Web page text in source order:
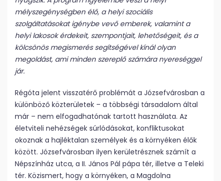
mélyszegénységben élő, a helyi szociális
szolgáltatásokat igénybe vevő emberek, valamint a
helyi lakosok érdekeit, szempontjait, lehetőségeit, és a
kölcsönös megismerés segítségével kínál olyan
megoldást, ami minden szereplő számára nyereséggel
jár.
Régóta jelent visszatérő problémát a Józsefvárosban a
különböző közterületek – a többségi társadalom által
már – nem elfogadhatónak tartott használata. Az
életviteli nehézségek súrlódásokat, konfliktusokat
okoznak a hajléktalan személyek és a környéken élők
között. Józsefvárosban ilyen kerületrésznek számít a
Népszínház utca, a II. János Pál pápa tér, illetve a Teleki
tér. Közismert, hogy a környéken, a Magdolna